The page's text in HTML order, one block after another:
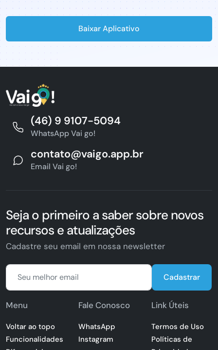
Baixar Aplicativo
(46) 9 9107-5094
WhatsApp Vai go!
contato@vaigo.app.br
Email Vai go!
Seja o primeiro a saber sobre novos
recursos e atualizações
Cadastre seu email em nossa newsletter
Cadastrar
Menu
Voltar ao topo
Funcionalidades
Fale Conosco
WhatsApp
Instagram
Link Úteis
Termos de Uso
Políticas de